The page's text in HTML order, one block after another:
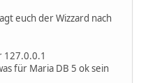
euch der Wizzard nach
127.0.0.1
für Maria DB 5 ok sein